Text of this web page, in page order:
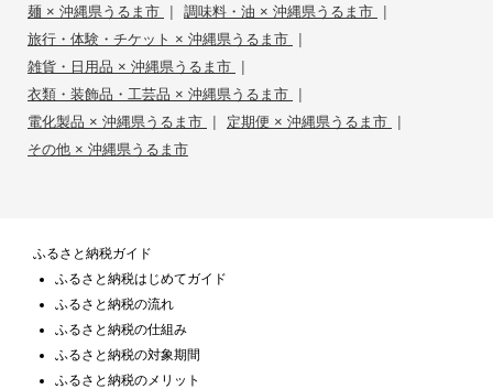
麺 × 沖縄県うるま市 | 調味料・油 × 沖縄県うるま市 |
旅行・体験・チケット × 沖縄県うるま市 |
雑貨・日用品 × 沖縄県うるま市 |
衣類・装飾品・工芸品 × 沖縄県うるま市 |
電化製品 × 沖縄県うるま市 | 定期便 × 沖縄県うるま市 |
その他 × 沖縄県うるま市
ふるさと納税ガイド
ふるさと納税はじめてガイド
ふるさと納税の流れ
ふるさと納税の仕組み
ふるさと納税の対象期間
ふるさと納税のメリット